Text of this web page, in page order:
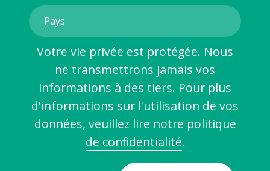
Votre vie privée est protégée. Nous
ne transmettrons jamais vos
informations à des tiers. Pour plus
d'informations sur l'utilisation de vos
données, veuillez lire notre politique
de confidentialité.